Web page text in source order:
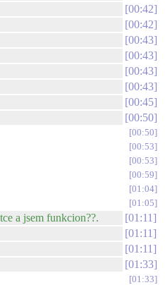
00:42
00:42
00:43
00:43
00:43
00:43
00:45
00:50
00:50
00:53
00:53
00:59
01:04
01:05
a jsem funkcion??.
01:11
01:11
01:11
01:33
01:33